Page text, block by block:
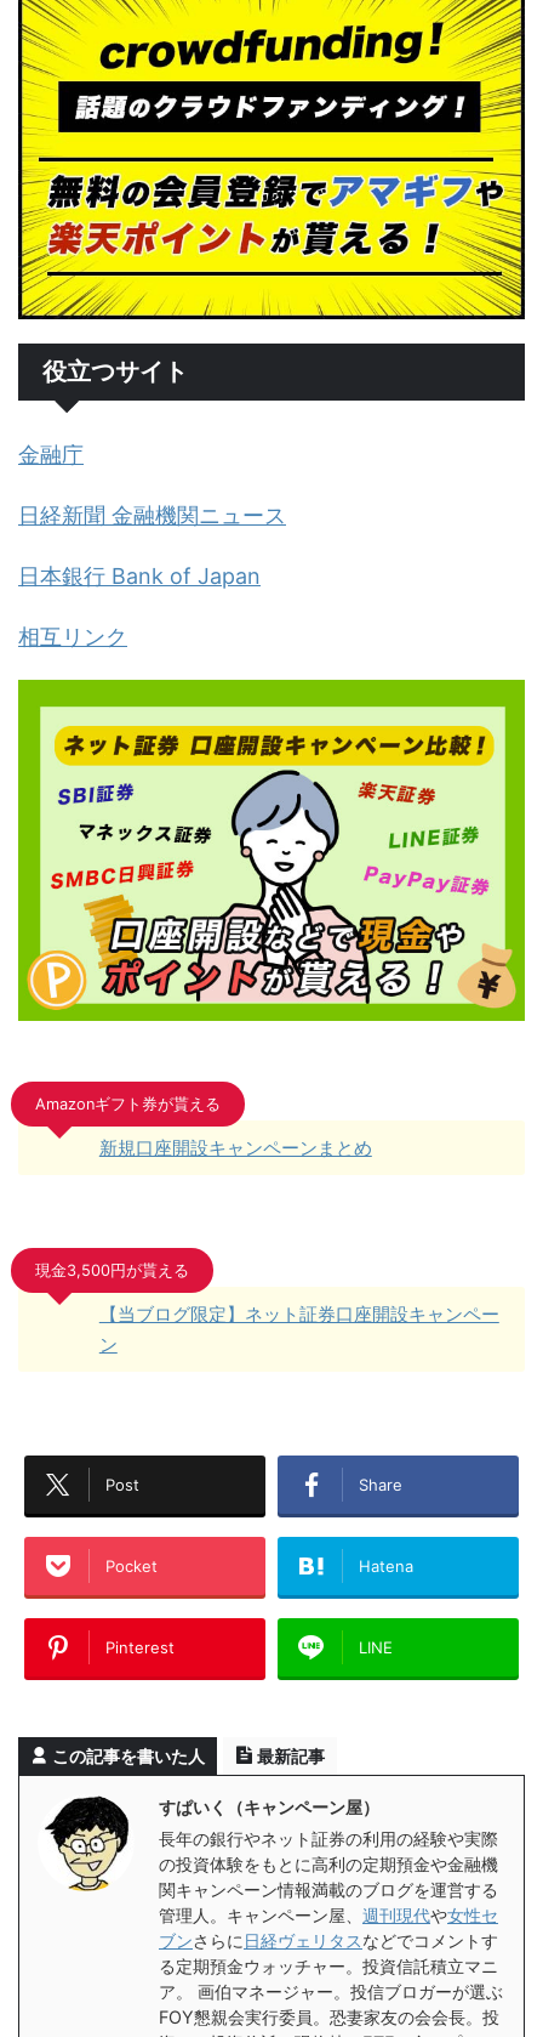
役立つサイト
金融庁
日経新聞 金融機関ニュース
日本銀行 Bank of Japan
相互リンク
Amazonギフト券が貰える
新規口座開設キャンペーンまとめ
現金3,500円が貰える
【当ブログ限定】ネット証券口座開設キャンペー
ン
Post Share
Pocket Hatena
Pinterest LINE
この記事を書いた人 最新記事
すぱいく（キャンペーン屋）
長年の銀行やネット証券の利用の経験や実際
の投資体験をもとに高利の定期預金や金融機
関キャンペーン情報満載のブログを運営する
管理人。キャンペーン屋、 週刊現代や女性セ
ブンさらに 日経ヴェリタスなどでコメントす
る定期預金ウォッチャー。投資信託積立マニ
ア。 画伯マネージャー。投信ブロガーが選ぶ
FOY懇親会実行委員。恐妻家友の会会長。投